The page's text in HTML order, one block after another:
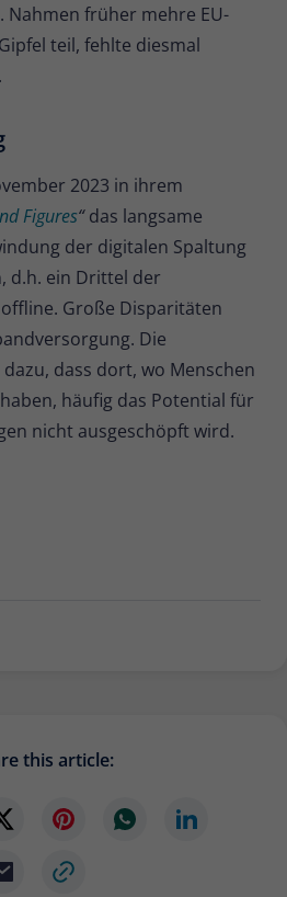
Nahmen früher mehre EU-
teil, fehlte diesmal
2023 in ihrem
Figures“das langsame
der digitalen Spaltung
d.h. ein Drittel der
Große Disparitäten
Die
dass dort, wo Menschen
häufig das Potential für
nicht ausgeschöpft wird.
this article: